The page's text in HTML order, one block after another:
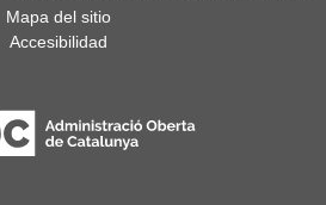
Mapa del sitio
Accesibilidad